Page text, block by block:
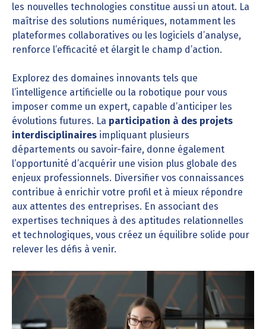
les nouvelles technologies constitue aussi un atout. La
maîtrise des solutions numériques, notamment les
plateformes collaboratives ou les logiciels d’analyse,
renforce l’efficacité et élargit le champ d’action.
Explorez des domaines innovants tels que
l’intelligence artificielle ou la robotique pour vous
imposer comme un expert, capable d’anticiper les
évolutions futures. La participation à des projets
interdisciplinaires impliquant plusieurs
départements ou savoir-faire, donne également
l’opportunité d’acquérir une vision plus globale des
enjeux professionnels. Diversifier vos connaissances
contribue à enrichir votre profil et à mieux répondre
aux attentes des entreprises. En associant des
expertises techniques à des aptitudes relationnelles
et technologiques, vous créez un équilibre solide pour
relever les défis à venir.